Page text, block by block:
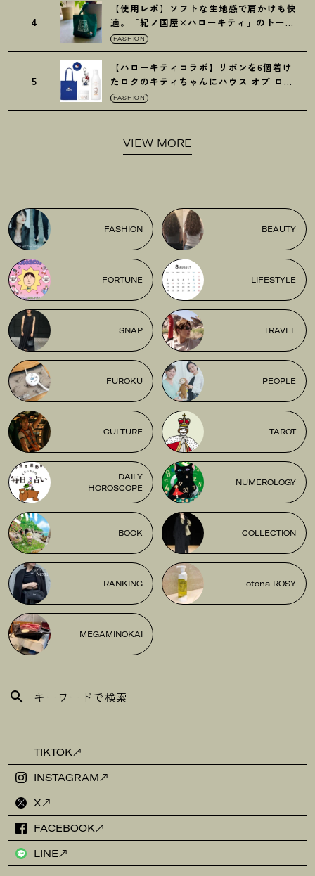
4
【使用レポ】ソフトな生地感で肩かけも快
適。「紀ノ国屋×ハローキティ」のトート
がガシガシ使えて最高です
FASHION
5
【ハローキティコラボ】リボンを6個着け
たロクのキティちゃんにハウス オブ ロー
ゼの限定パケも
FASHION
VIEW MORE
FASHION BEAUTY
FORTUNE LIFESTYLE
SNAP TRAVEL
FUROKU PEOPLE
CULTURE TAROT
DAILY
HOROSCOPE
NUMEROLOGY
BOOK COLLECTION
RANKING otona ROSY
MEGAMINOKAI
TIKTOK
INSTAGRAM
X
FACEBOOK
LINE